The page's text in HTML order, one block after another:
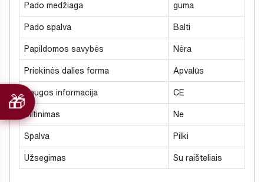
Pado medžiaga guma
Pado spalva Balti
Papildomos savybės Nėra
Priekinės dalies forma Apvalūs
Saugos informacija CE
Šiltinimas Ne
Spalva Pilki
Užsegimas Su raišteliais